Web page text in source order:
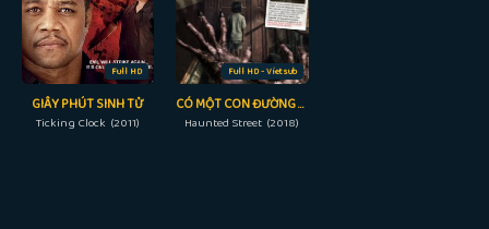
Full HD
GIÂY PHÚT SINH TỬ
Ticking Clock (2011)
Full HD - Vietsub
CÓ MỘT CON ĐƯỜNG MA HOẶC TỐI NAY
Haunted Street (2018)